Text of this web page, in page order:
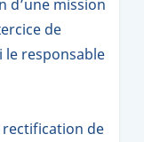
d’une mission
de
le responsable
rectification de